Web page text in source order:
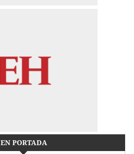
EN PORTADA